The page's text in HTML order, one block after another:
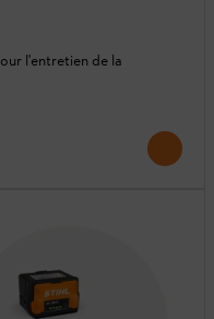
l'entretien de la